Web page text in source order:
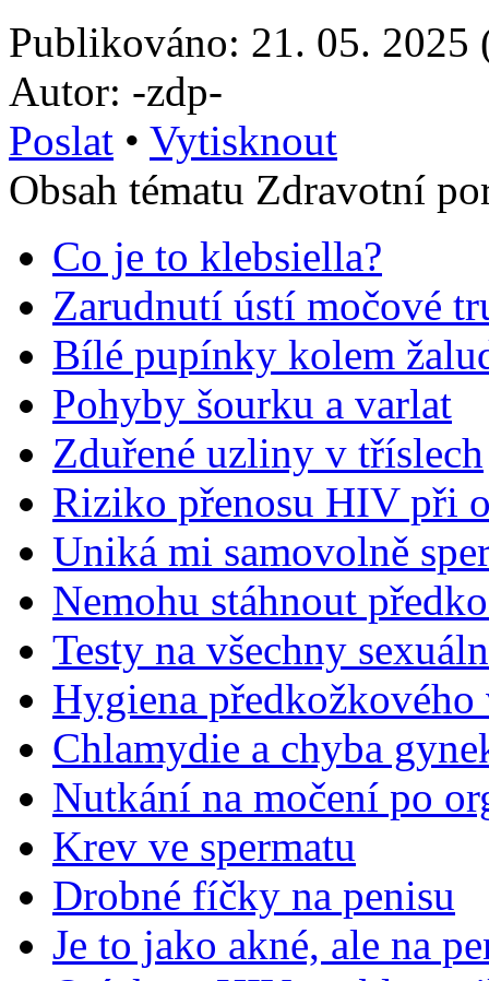
Publikováno: 21. 05. 2025
Autor: -zdp-
Poslat • Vytisknout
Obsah tématu Zdravotní
Co je to klebsiella?
Zarudnutí ústí močové
Bílé pupínky kolem
Pohyby šourku a varlat
Zduřené uzliny v tříslech
Riziko přenosu HIV při
Uniká mi samovolně
Nemohu stáhnout
Testy na všechny
Hygiena předkožkového
Chlamydie a chyba
Nutkání na močení po
Krev ve spermatu
Drobné fíčky na penisu
Je to jako akné, ale na